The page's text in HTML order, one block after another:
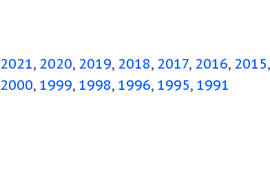
2021 2020 2019 2018 2017 2016 2015
2000 1999 1998 1996 1995 1991